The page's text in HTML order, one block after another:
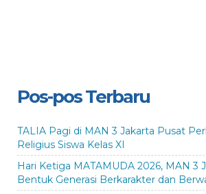
Pos-pos Terbaru
TALIA Pagi di MAN 3 Jakarta Pusat
Religius Siswa Kelas XI
Hari Ketiga MATAMUDA 2026, MAN 3
Bentuk Generasi Berkarakter dan